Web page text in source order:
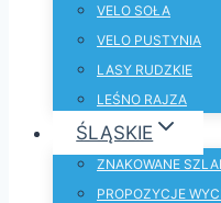
VELO SOŁA
VELO PUSTYNIA
LASY RUDZKIE
LEŚNO RAJZA
ŚLĄSKIE
ZNAKOWANE
PROPOZYCJE